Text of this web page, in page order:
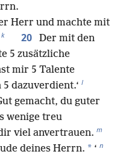
Herr und machte mit
k 20
Der mit den
5 zusätzliche
mir 5 Talente
dazuverdient.‘ l
gemacht, du guter
wenige treu
viel anvertrauen. m
deines Herrn. * ‘ n